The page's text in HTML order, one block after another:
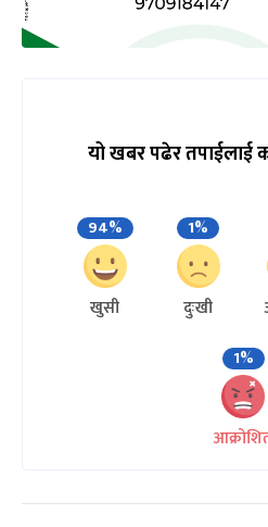
यो खबर पढेर तपाईलाई
94%
खुसी
1%
दुःखी
1%